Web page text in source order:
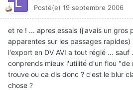
Posté(e) 19 septembre 2006
et re ! ... apres essais (j'avais un gros
apparentes sur les passages
l'export en DV AVI a tout réglé ... sauf
conprends mieux l'utilité d'un flou "de
trouve ou ca dis donc ? c'est le blur
chose ?